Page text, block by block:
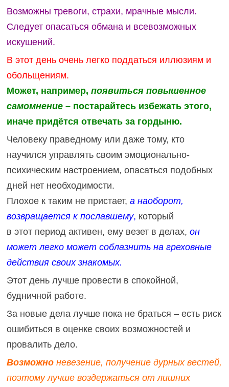
Возможны тревоги, страхи, мрачные мысли.
Следует опасаться обмана и всевозможных
искушений.
В этот день очень легко поддаться иллюзиям и
обольщениям.
Может, например, появиться повышенное
самомнение– постарайтесь избежать этого,
иначе придётся отвечать за гордыню.
Человеку праведному или даже тому, кто
научился управлять своим эмоционально-
психическим настроением, опасаться подобных
дней нет необходимости.
Плохое к таким не пристает, а наоборот,
возвращается к пославшему, который
в этот период активен, ему везет в делах, он
может легко может соблазнить на греховные
действия своих знакомых.
Этот день лучше провести в спокойной,
будничной работе.
За новые дела лучше пока не браться – есть риск
ошибиться в оценке своих возможностей и
провалить дело.
Возможноневезение, получение дурных вестей,
поэтому лучше воздержаться от лишних